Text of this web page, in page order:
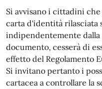
Si avvisano i cittadini
carta d'identità rilasciata
indipendentemente
documento, cesserà di
effetto del Regolamento
Si invitano pertanto i
cartacea a controllare la